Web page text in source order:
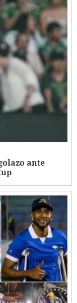
ante